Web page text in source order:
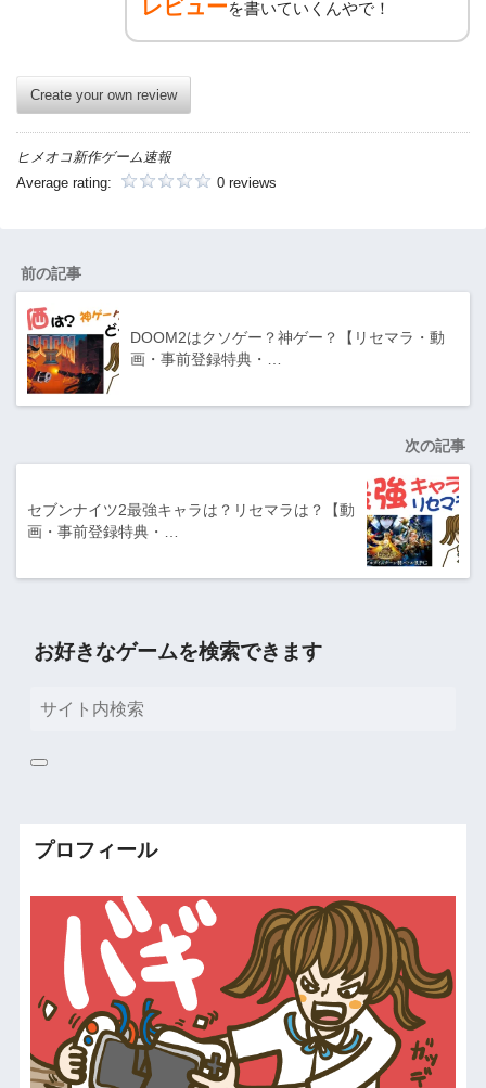
レビューを書いていくんやで！
Create your own review
ヒメオコ新作ゲーム速報
Average rating:
0 reviews
前の記事
DOOM2はクソゲー？神ゲー？【リセマラ・動
画・事前登録特典・…
次の記事
セブンナイツ2最強キャラは？リセマラは？【動
画・事前登録特典・…
お好きなゲームを検索できます
プロフィール